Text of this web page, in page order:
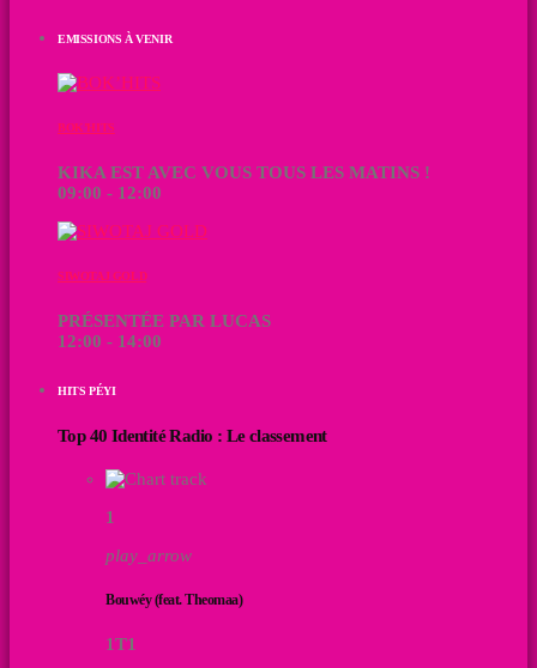
EMISSIONS À VENIR
BOK’HITS
KIKA EST AVEC VOUS TOUS LES MATINS !
09:00 - 12:00
SIWOTAJ GOLD
PRÉSENTÉE PAR LUCAS
12:00 - 14:00
HITS PÉYI
Top 40 Identité Radio : Le classement
1
play_arrow
Bouwéy (feat. Theomaa)
1T1